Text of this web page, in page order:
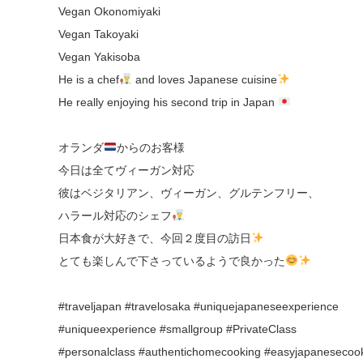
Vegan Okonomiyaki
Vegan Takoyaki
Vegan Yakisoba
He is a chef
and loves Japanese cuisine
He really enjoying his second trip in Japan
オランダ
からのお客様
今日は全てヴィーガン対応
彼はベジタリアン、ヴィーガン、グルテンフリー、
ハラール対応のシェフ
日本食が大好きで、今回２度目の訪日
とても楽しんで下さっているようで良かった
#traveljapan #travelosaka #uniquejapaneseexperience
#uniqueexperience #smallgroup #PrivateClass
#personalclass #authentichomecooking